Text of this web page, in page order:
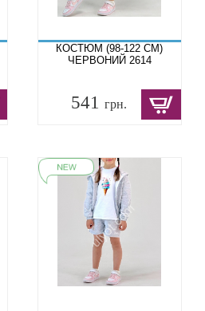
КОСТЮМ (98-122 СМ)
ЧЕРВОНИЙ 2614
541грн.